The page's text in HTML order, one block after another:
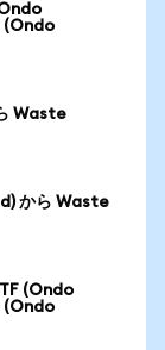
(Ondo
Waste
から Waste
(Ondo
(Ondo